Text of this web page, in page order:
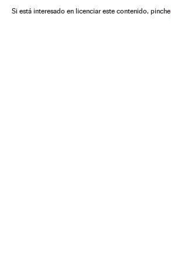
Si está interesado en licenciar este contenido, pinche